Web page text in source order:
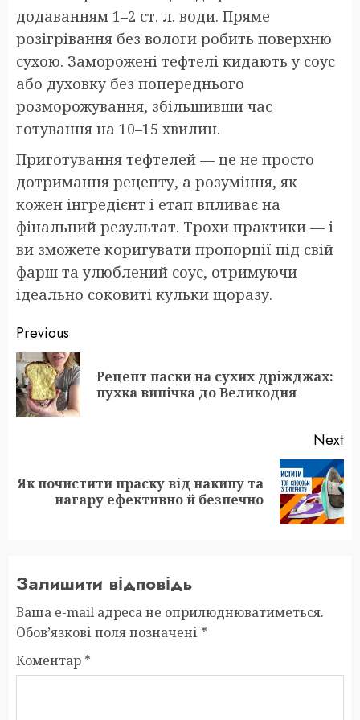
додаванням 1–2 ст. л. води. Пряме
розігрівання без вологи робить поверхню
сухою. Заморожені тефтелі кидають у соус
або духовку без попереднього
розморожування, збільшивши час
готування на 10–15 хвилин.
Приготування тефтелей — це не просто
дотримання рецепту, а розуміння, як
кожен інгредієнт і етап впливає на
фінальний результат. Трохи практики — і
ви зможете коригувати пропорції під свій
фарш та улюблений соус, отримуючи
ідеально соковиті кульки щоразу.
Post
navigation
Previous
Рецепт паски на сухих дріжджах:
пухка випічка до Великодня
Next
Next
Як почистити праску від накипу та
нагару ефективно й безпечно
Залишити відповідь
Ваша e-mail адреса не оприлюднюватиметься.
Обов’язкові поля позначені *
Коментар *